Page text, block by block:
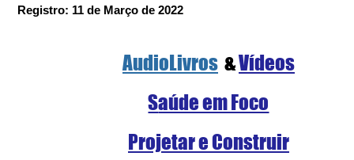
Registro: 11 de Março de 2022
AudioLivros
  &
Vídeos
Saúde em Foco
Projetar e Construir